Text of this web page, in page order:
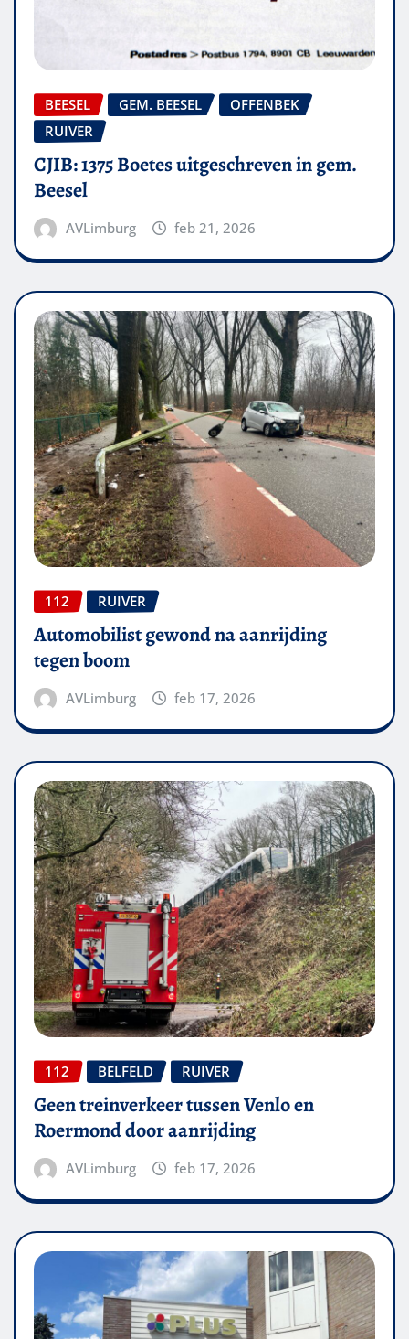
BEESEL GEM. BEESEL
OFFENBEK
RUIVER
CJIB: 1375 Boetes uitgeschreven in gem.
Beesel
AVLimburg feb 21, 2026
112 RUIVER
Automobilist gewond na aanrijding
tegen boom
AVLimburg feb 17, 2026
112 BELFELD RUIVER
Geen treinverkeer tussen Venlo en
Roermond door aanrijding
AVLimburg feb 17, 2026